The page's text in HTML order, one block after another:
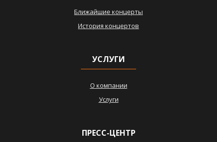
Ближайшие концерты
История концертов
УСЛУГИ
О компании
Услуги
ПРЕСС-ЦЕНТР